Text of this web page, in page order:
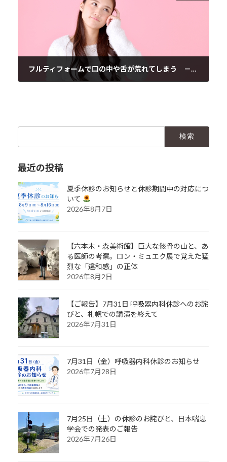
フルティフォームで口の中や舌が荒れてしまう － 当院の吸入指導の具体的なイメージ
最近の投稿
夏季休診のお知らせと休診期間中の対応につ
いて
2026年8月7日
【六本木・森美術館】巨大な骸骨の山と、あ
る医師の考察。ロン・ミュエク展で覚えた猛
烈な「違和感」の正体
2026年8月2日
【ご報告】7月31日 呼吸器内科休診へのお詫
びと、札幌での講演を終えて
2026年7月31日
7月31日（金）呼吸器内科休診のお知らせ
2026年7月28日
7月25日（土）の休診のお詫びと、日本喘息
学会での発表のご報告
2026年7月26日